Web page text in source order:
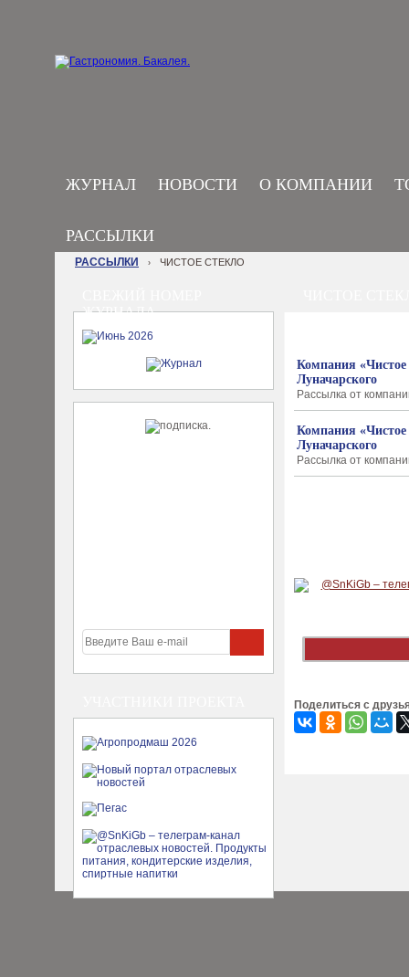
ЖУРНАЛ НОВОСТИ О КОМПАНИИ
РАССЫЛКИ
ЖУРНАЛА
РАССЫЛКИ › ЧИСТОЕ СТЕКЛО
Компания «Чистое
Луначарского
Рассылка от
Компания «Чистое
Луначарского
Рассылка от
Поделиться с